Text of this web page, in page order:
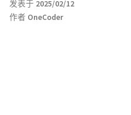
发表于 2025/02/12
作者 OneCoder